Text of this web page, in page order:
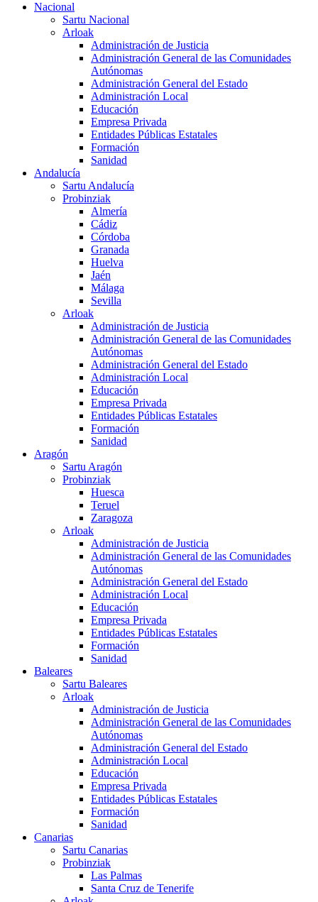
Nacional
Sartu Nacional
Arloak
Administración de Justicia
Administración General de las Comunidades
Autónomas
Administración General del Estado
Administración Local
Educación
Empresa Privada
Entidades Públicas Estatales
Formación
Sanidad
Andalucía
Sartu Andalucía
Probinziak
Almería
Cádiz
Córdoba
Granada
Huelva
Jaén
Málaga
Sevilla
Arloak
Administración de Justicia
Administración General de las Comunidades
Autónomas
Administración General del Estado
Administración Local
Educación
Empresa Privada
Entidades Públicas Estatales
Formación
Sanidad
Aragón
Sartu Aragón
Probinziak
Huesca
Teruel
Zaragoza
Arloak
Administración de Justicia
Administración General de las Comunidades
Autónomas
Administración General del Estado
Administración Local
Educación
Empresa Privada
Entidades Públicas Estatales
Formación
Sanidad
Baleares
Sartu Baleares
Arloak
Administración de Justicia
Administración General de las Comunidades
Autónomas
Administración General del Estado
Administración Local
Educación
Empresa Privada
Entidades Públicas Estatales
Formación
Sanidad
Canarias
Sartu Canarias
Probinziak
Las Palmas
Santa Cruz de Tenerife